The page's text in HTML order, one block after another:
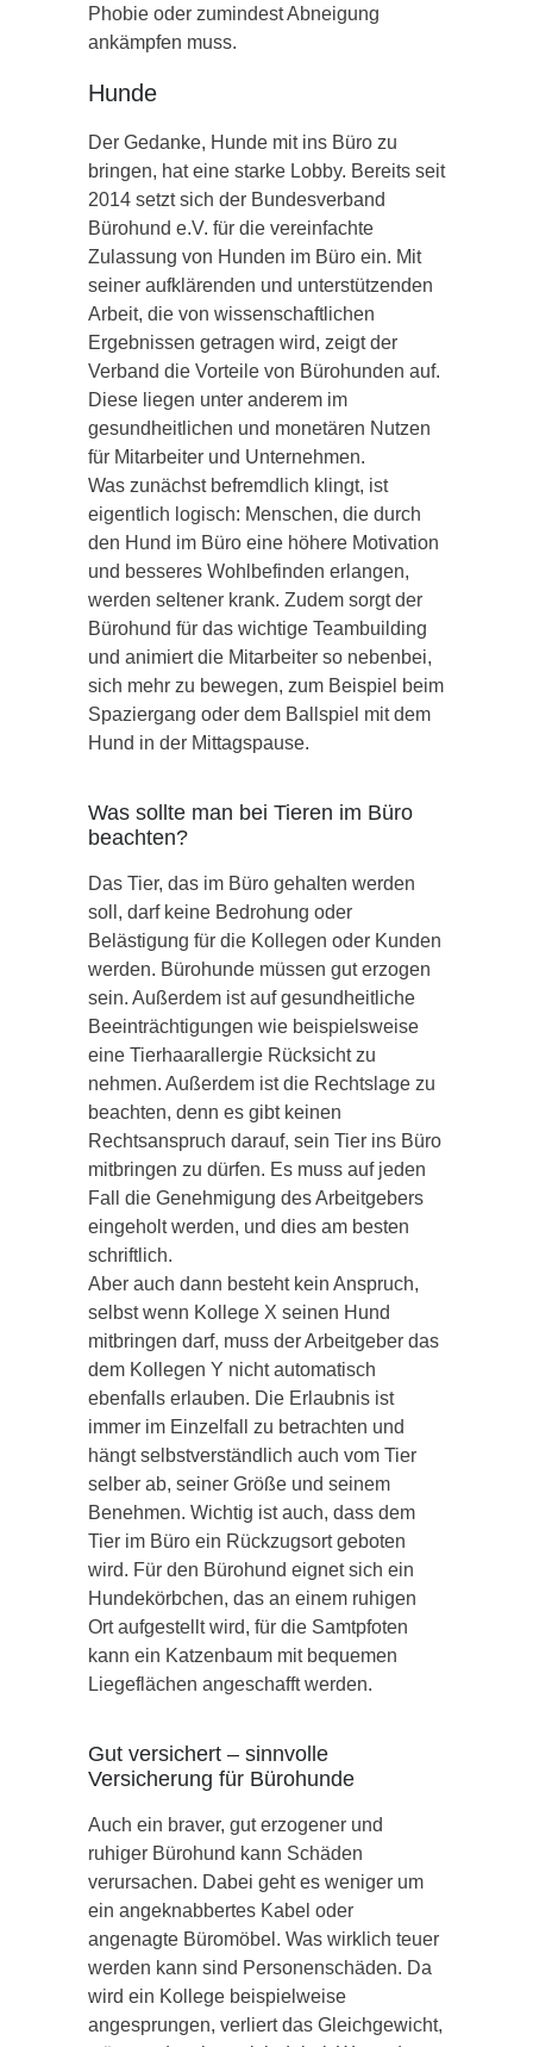
Phobie oder zumindest Abneigung
ankämpfen muss.
Hunde
Der Gedanke, Hunde mit ins Büro zu
bringen, hat eine starke Lobby. Bereits seit
2014 setzt sich der Bundesverband
Bürohund e.V. für die vereinfachte
Zulassung von Hunden im Büro ein. Mit
seiner aufklärenden und unterstützenden
Arbeit, die von wissenschaftlichen
Ergebnissen getragen wird, zeigt der
Verband die Vorteile von Bürohunden auf.
Diese liegen unter anderem im
gesundheitlichen und monetären Nutzen
für Mitarbeiter und Unternehmen.
Was zunächst befremdlich klingt, ist
eigentlich logisch: Menschen, die durch
den Hund im Büro eine höhere Motivation
und besseres Wohlbefinden erlangen,
werden seltener krank. Zudem sorgt der
Bürohund für das wichtige Teambuilding
und animiert die Mitarbeiter so nebenbei,
sich mehr zu bewegen, zum Beispiel beim
Spaziergang oder dem Ballspiel mit dem
Hund in der Mittagspause.
Was sollte man bei Tieren im Büro
beachten?
Das Tier, das im Büro gehalten werden
soll, darf keine Bedrohung oder
Belästigung für die Kollegen oder Kunden
werden. Bürohunde müssen gut erzogen
sein. Außerdem ist auf gesundheitliche
Beeinträchtigungen wie beispielsweise
eine Tierhaarallergie Rücksicht zu
nehmen. Außerdem ist die Rechtslage zu
beachten, denn es gibt keinen
Rechtsanspruch darauf, sein Tier ins Büro
mitbringen zu dürfen. Es muss auf jeden
Fall die Genehmigung des Arbeitgebers
eingeholt werden, und dies am besten
schriftlich.
Aber auch dann besteht kein Anspruch,
selbst wenn Kollege X seinen Hund
mitbringen darf, muss der Arbeitgeber das
dem Kollegen Y nicht automatisch
ebenfalls erlauben. Die Erlaubnis ist
immer im Einzelfall zu betrachten und
hängt selbstverständlich auch vom Tier
selber ab, seiner Größe und seinem
Benehmen. Wichtig ist auch, dass dem
Tier im Büro ein Rückzugsort geboten
wird. Für den Bürohund eignet sich ein
Hundekörbchen, das an einem ruhigen
Ort aufgestellt wird, für die Samtpfoten
kann ein Katzenbaum mit bequemen
Liegeflächen angeschafft werden.
Gut versichert – sinnvolle
Versicherung für Bürohunde
Auch ein braver, gut erzogener und
ruhiger Bürohund kann Schäden
verursachen. Dabei geht es weniger um
ein angeknabbertes Kabel oder
angenagte Büromöbel. Was wirklich teuer
werden kann sind Personenschäden. Da
wird ein Kollege beispielweise
angesprungen, verliert das Gleichgewicht,